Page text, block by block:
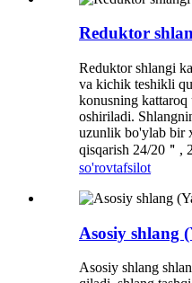
Reduktor
Reduktor shlangi
va kichik teshikli
konusning
oshiriladi.
uzunlik bo'ylab bir
qisqarish 24/20＂,
so'rovtafsilot
Asosiy shlang
Asosiy shlang